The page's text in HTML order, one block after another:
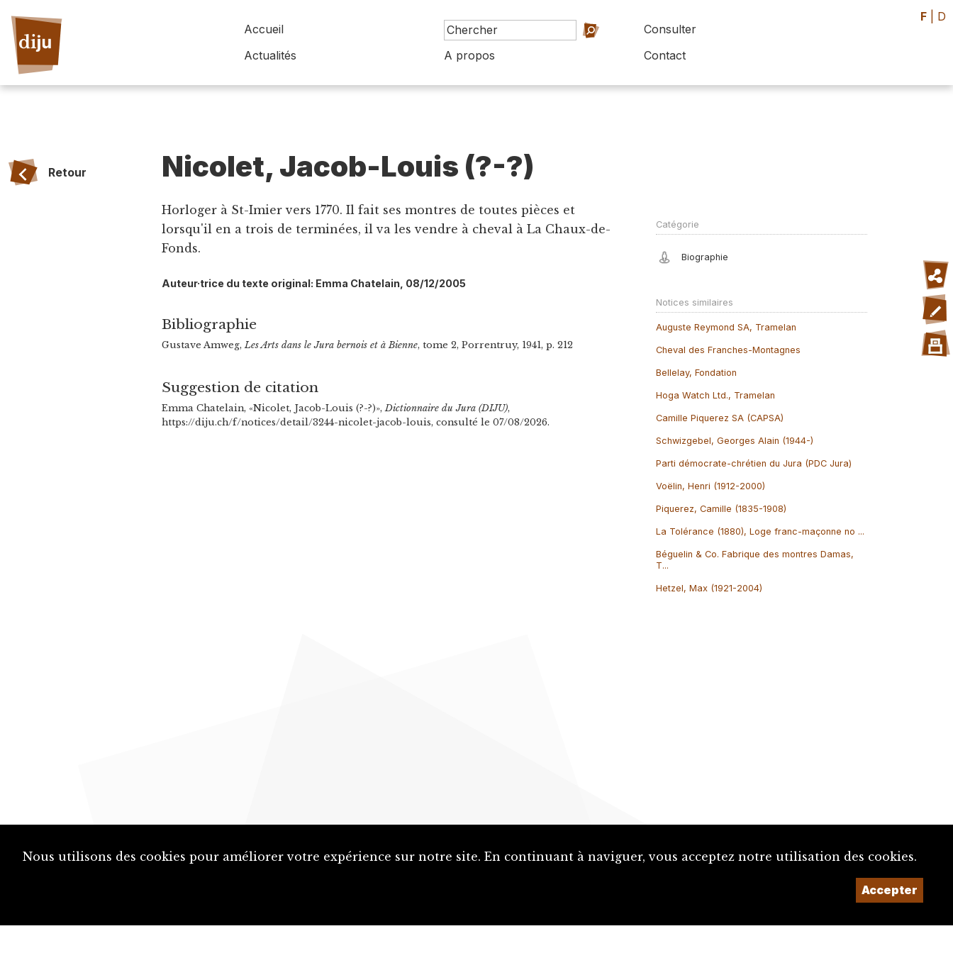
Accueil
Consulter
Actualités
A propos Contact
F D
Retour Nicolet, Jacob-Louis (?-?)
Horloger à St-Imier vers 1770. Il fait ses montres de toutes pièces et
lorsqu'il en a trois de terminées, il va les vendre à cheval à La Chaux-de-
Fonds.
Auteur·trice du texte original: Emma Chatelain, 08/12/2005
Bibliographie
Gustave Amweg, Les Arts dans le Jura bernois et à Bienne, tome 2, Porrentruy, 1941, p. 212
Suggestion de citation
Emma Chatelain, «Nicolet, Jacob-Louis (?-?)», Dictionnaire du Jura (DIJU),
https://diju.ch/f/notices/detail/3244-nicolet-jacob-louis, consulté le 07/08/2026.
Catégorie
Biographie
Notices similaires
Auguste Reymond SA, Tramelan
Cheval des Franches-Montagnes
Bellelay, Fondation
Hoga Watch Ltd., Tramelan
Camille Piquerez SA (CAPSA)
Schwizgebel, Georges Alain (1944-)
Parti démocrate-chrétien du Jura (PDC Jura)
Voëlin, Henri (1912-2000)
Piquerez, Camille (1835-1908)
La Tolérance (1880), Loge franc-maçonne no ...
Béguelin & Co. Fabrique des montres Damas,
T...
Hetzel, Max (1921-2004)
Nous utilisons des cookies pour améliorer votre expérience sur notre site. En continuant à naviguer, vous acceptez notre utilisation des cookies.
Accepter